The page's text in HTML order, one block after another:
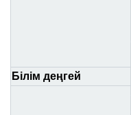
Білім деңгей